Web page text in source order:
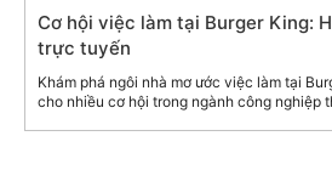
Cơ hội việc làm tại Burger King:
trực tuyến
Khám phá ngôi nhà mơ ước việc làm tại
cho nhiều cơ hội trong ngành công nghiệp